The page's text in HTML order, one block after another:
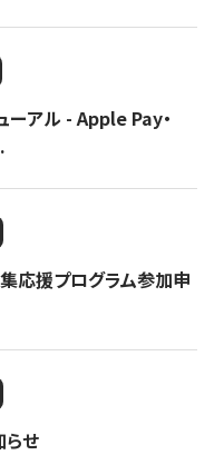
ーアル - Apple Pay・
応援プログラム参加申
らせ